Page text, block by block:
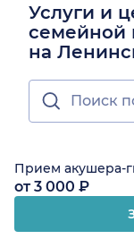
Услуги и
семейной
на
Прием акушера-
от 3 000 ₽